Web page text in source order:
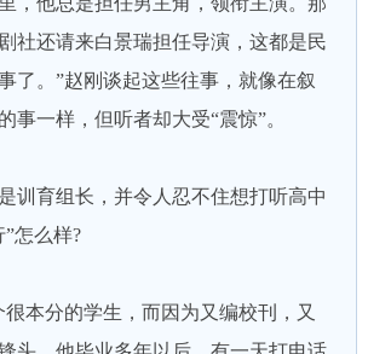
社还请来白景瑞担任导演，这都是民
了。”赵刚谈起这些往事，就像在叙
事一样，但听者却大受“震惊”。
育组长，并令人忍不住想打听高中
怎么样?
分的学生，而因为又编校刊，又